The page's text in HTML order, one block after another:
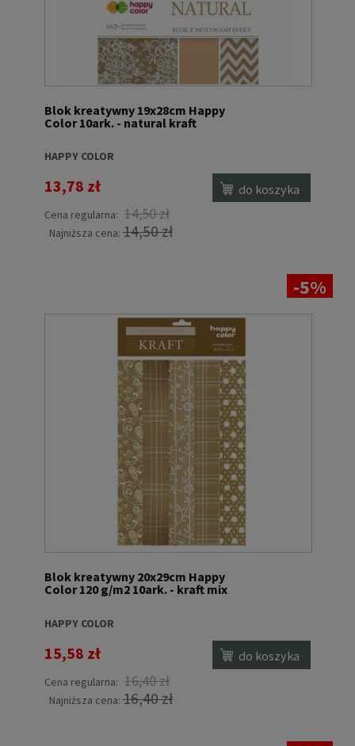
Blok kreatywny 19x28cm Happy
Color 10ark. - natural kraft
HAPPY COLOR
13,78 zł
Cena regularna: 14,50 zł
Najniższa cena: 14,50 zł
do koszyka
Blok kreatywny 20x29cm Happy
Color 120 g/m2 10ark. - kraft mix
HAPPY COLOR
15,58 zł
Cena regularna: 16,40 zł
Najniższa cena: 16,40 zł
do koszyka
-5%